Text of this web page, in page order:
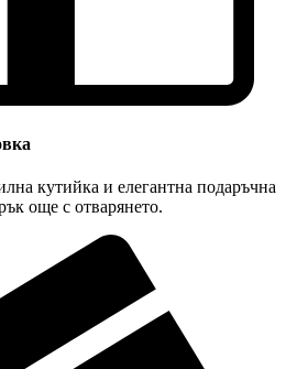
кутийка и елегантна подаръчна
още с отварянето.